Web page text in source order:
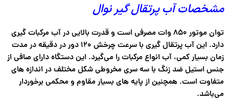
مشخصات آب پرتقال گیر نوال
توان موتور ۸۵۰ وات مصرفی است و قدرت بالایی در آب مرکبات گیری
دارد. این آب پرتقال گیری با سرعت چرخش ۱۲۰ دور در دقیقه در مدت
زمان بسیار کمی، آب انواع مرکبات را می‌گیرد. این دستگاه دارای صافی از
جنس استیل ضد زنگ با سه سری مخروطی شکل مختلف در اندازه های
متفاوت است. همچنین از پایه های بسیار مقاوم و محکمی برخوردار
می‌باشد.